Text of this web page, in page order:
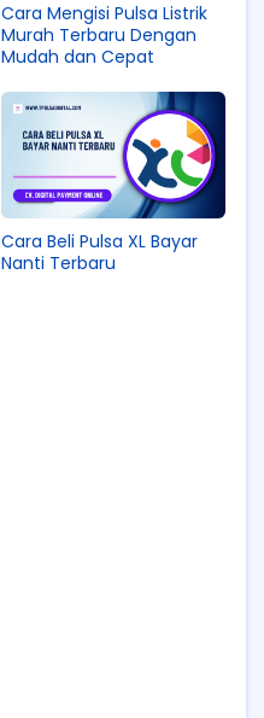
Cara Mengisi Pulsa Listrik
Murah Terbaru Dengan
Mudah dan Cepat
Cara Beli Pulsa XL Bayar
Nanti Terbaru